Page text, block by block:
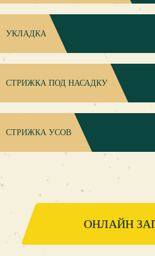
УКЛАДКА
CТРИЖКА ПОД НАСАДКУ
СТРИЖКА УСОВ
ОНЛАЙН